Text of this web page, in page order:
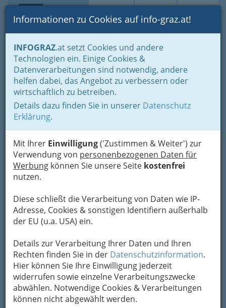
Suche Login Toggle
Informationen zu Cookies auf info-graz.at!
INFOGRAZ.at setzt Cookies und andere
Technologien ein. Einige Cookies &
Datenverarbeitungen sind notwendig, andere
helfen dabei, das Angebot zu verbessern oder
wirtschaftlich zu betreiben.
Details dazu finden Sie in unserer Datenschutz
Erklärung.
Mit Ihrer Einwilligung('Zustimmen & Weiter') zur
Verwendung von personenbezogenen Daten für
Werbung können Sie unsere Seite kostenfrei
nutzen.
Diese schließt die Verarbeitung von Daten wie IP-
Adresse, Cookies & sonstigen Identifiern außerhalb
der EU (u.a. USA) ein.
Details zur Verarbeitung Ihrer Daten und Ihren
Rechten finden Sie in der Datenschutzinformation.
Hier können Sie Ihre Einwilligung jederzeit
widerrufen sowie einzelne Verarbeitungszwecke
abwählen. Notwendige Cookies & Verarbeitungen
können nicht abgewählt werden.
Home Lederbekleidung
KNILLI-Herren GmbH &
CoKG
Joanneumring 9, 8010 Graz
+43 316 825 456 - 0
+43 316 825 456 - 7
Gutschein
Karte
Adresse mit Google Maps anschauen
Kontaktaufnahme
Um die Info-Graz Firmenvor Spam-Mails zu
bewahren, verwenden wir an dieser Stelle zur
Übermittlung Ihrer Nachricht ein sicheres
Formular. Ihre Nachricht wird nach dem
Absenden umgehend per Mail an das